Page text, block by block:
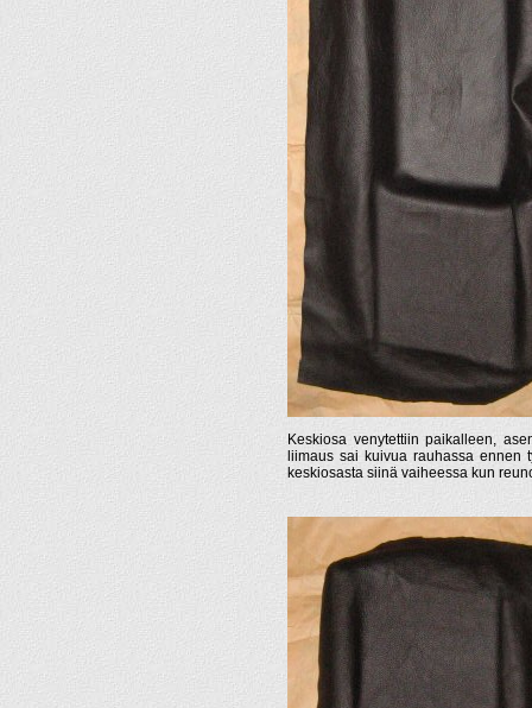
Keskiosa venytettiin paikalleen,
liimaus sai kuivua rauhassa ennen
keskiosasta siinä vaiheessa kun